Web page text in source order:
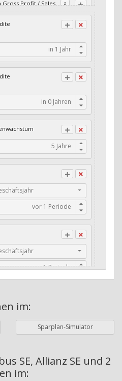
Gross Profit / Sales
Cash Flow
Gross
Residual Net
Capital
(TTM)
Wachstum
Cap)
im:
Sparplan-Simulator
SE, Allianz SE und 2
im: